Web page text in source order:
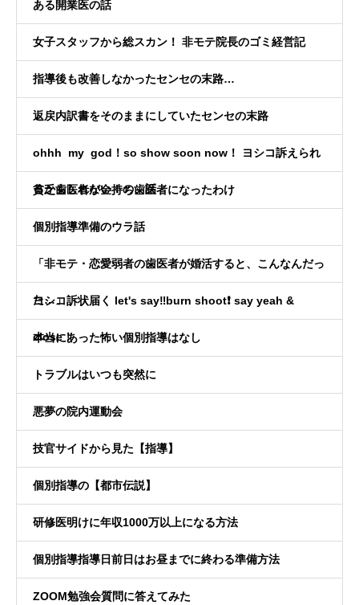
ある開業医の話
女子スタッフから総スカン！ 非モテ院長のゴミ経営記
指導後も改善しなかったセンセの末路…
返戻内訳書をそのままにしていたセンセの末路
ohhh my god！so show soon now！ ヨシコ訴えられ
るかもしれない！の、話
貧乏歯医者が金持ち歯医者になったわけ
個別指導準備のウラ話
「非モテ・恋愛弱者の歯医者が婚活すると、こんなんだっ
た…」
ヨシコ訴状届く let's say‼️burn shoot❗️ say yeah &
close！
本当にあった怖い個別指導はなし
トラブルはいつも突然に
悪夢の院内運動会
技官サイドから見た【指導】
個別指導の【都市伝説】
研修医明けに年収1000万以上になる方法
個別指導指導日前日はお昼までに終わる準備方法
ZOOM勉強会質問に答えてみた